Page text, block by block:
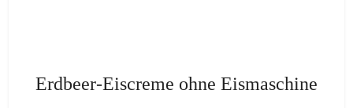
Erdbeer-Eiscreme ohne Eismaschine